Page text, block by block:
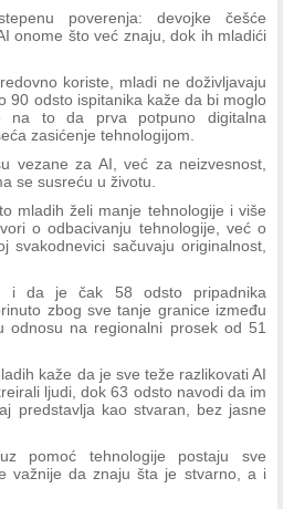
poverenja: devojke češće
onome što već znaju, dok ih mladići
koriste, mladi ne doživljavaju
90 odsto ispitanika kaže da bi moglo
na to da prva potpuno digitalna
zasićenje tehnologijom.
vezane za AI, već za neizvesnost,
se susreću u životu.
mladih želi manje tehnologije i više
o odbacivanju tehnologije, već o
svakodnevici sačuvaju originalnost,
i da je čak 58 odsto pripadnika
zbog sve tanje granice između
odnosu na regionalni prosek od 51
kaže da je sve teže razlikovati AI
ljudi, dok 63 odsto navodi da im
predstavlja kao stvaran, bez jasne
pomoć tehnologije postaju sve
važnije da znaju šta je stvarno, a i